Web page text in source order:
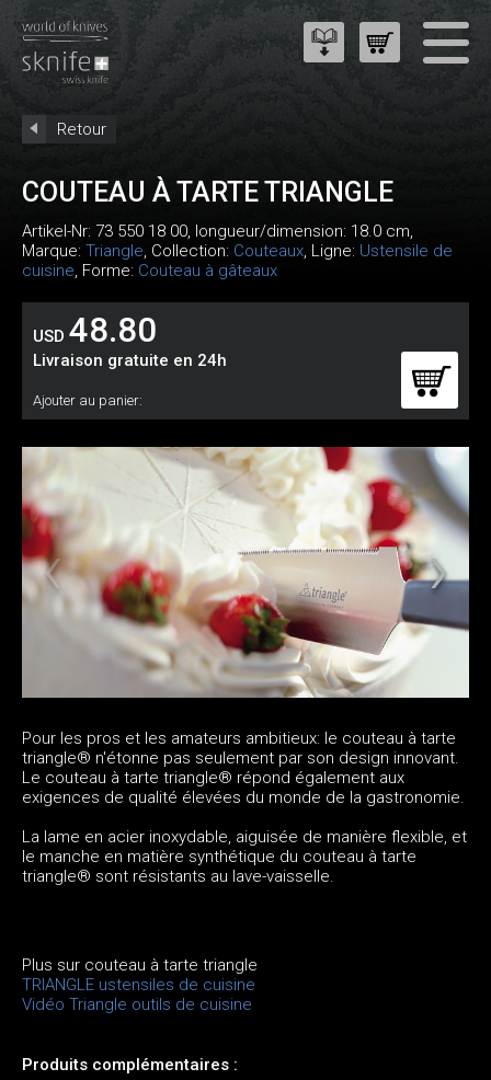
Retour
COUTEAU À TARTE TRIANGLE
Artikel-Nr: 73 550 18 00, longueur/dimension: 18.0 cm,
Marque: Triangle, Collection: Couteaux, Ligne: Ustensile de
cuisine, Forme: Couteau à gâteaux
USD 48.80
Livraison gratuite en 24h
Ajouter au panier:
Pour les pros et les amateurs ambitieux: le couteau à tarte
triangle® n'étonne pas seulement par son design innovant.
Le couteau à tarte triangle® répond également aux
exigences de qualité élevées du monde de la gastronomie.
La lame en acier inoxydable, aiguisée de manière flexible, et
le manche en matière synthétique du couteau à tarte
triangle® sont résistants au lave-vaisselle.
Plus sur couteau à tarte triangle
TRIANGLE ustensiles de cuisine
Vidéo Triangle outils de cuisine
Produits complémentaires :